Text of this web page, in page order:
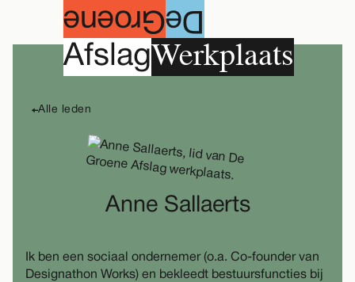
G
roene D
e
AfslagWerkplaats
Alle leden
Anne Sallaerts
Ik ben een sociaal ondernemer (o.a. Co-founder van
Designathon Works) en bekleedt bestuursfuncties bij